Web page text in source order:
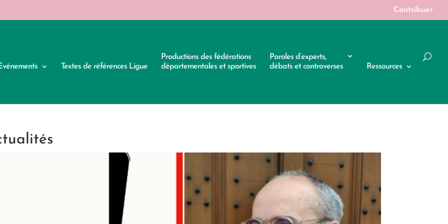
Contribuer
Textes de références Ligue
Productions des fédérations
départementales et sportives
Paroles d’experts,
débats et controverses
Ressources